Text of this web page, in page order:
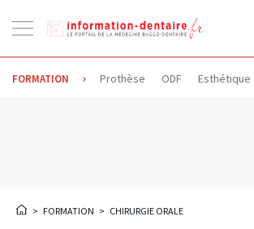
la
FORMATION Prothèse ODF Esthétique
> FORMATION > CHIRURGIE ORALE